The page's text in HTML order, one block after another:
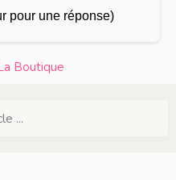
pour une réponse)
Boutique
...